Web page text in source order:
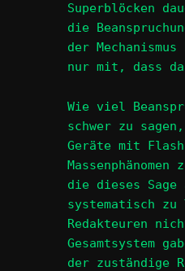
Superblöcken
die
der
nur mit, dass
Wie viel
schwer zu
Geräte mit
die dieses Sage
systematisch zu
Redakteuren
Gesamtsystem
der zuständige